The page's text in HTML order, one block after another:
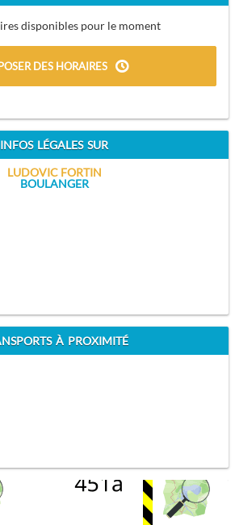
disponibles pour le moment
DES HORAIRES
INFOS LÉGALES SUR
LUDOVIC FORTIN
BOULANGER
À PROXIMITÉ